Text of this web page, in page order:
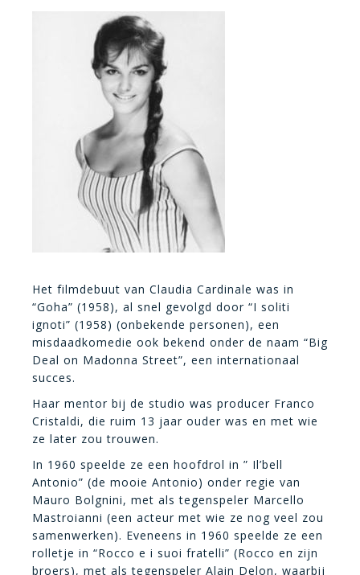
Het filmdebuut van Claudia Cardinale was in
“Goha” (1958), al snel gevolgd door “I soliti
ignoti” (1958) (onbekende personen), een
misdaadkomedie ook bekend onder de naam “Big
Deal on Madonna Street”, een internationaal
succes.
Haar mentor bij de studio was producer Franco
Cristaldi, die ruim 13 jaar ouder was en met wie
ze later zou trouwen.
In 1960 speelde ze een hoofdrol in ” Il’bell
Antonio” (de mooie Antonio) onder regie van
Mauro Bolgnini, met als tegenspeler Marcello
Mastroianni (een acteur met wie ze nog veel zou
samenwerken). Eveneens in 1960 speelde ze een
rolletje in “Rocco e i suoi fratelli” (Rocco en zijn
broers), met als tegenspeler Alain Delon, waarbij